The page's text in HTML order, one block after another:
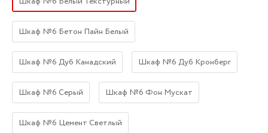
Шкаф №6 Бетон Пайн Белый
Шкаф №6 Дуб Канадский Шкаф №6 Дуб Кронберг
Шкаф №6 Серый Шкаф №6 Фон Мускат
Шкаф №6 Цемент Светлый